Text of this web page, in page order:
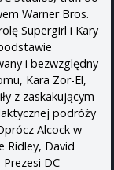
Warner Bros.
Supergirl i Kary
i bezwzględny
Kara Zor-El,
z zaskakującym
podróży
Alcock w
Ridley, David
DC